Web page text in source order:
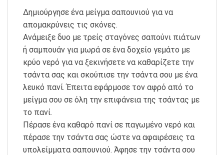
Δημιούργησε ένα μείγμα σαπουνιού για να
απομακρύνεις τις σκόνες.
Ανάμειξε δυο με τρείς σταγόνες σαπούνι πιάτων
ή σαμπουάν για μωρά σε ένα δοχείο γεμάτο με
κρύο νερό για να ξεκινήσετε να καθαρίζετε την
τσάντα σας και σκούπισε την τσάντα σου με ένα
λευκό πανί. Έπειτα εφάρμοσε τον αφρό από το
μείγμα σου σε όλη την επιφάνεια της τσάντας με
το πανί.
Πέρασε ένα καθαρό πανί σε παγωμένο νερό και
πέρασε την τσάντα σας ώστε να αφαιρέσεις τα
υπολείμματα σαπουνιού. Άφησε την τσάντα σου